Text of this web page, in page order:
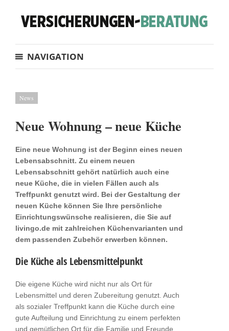
NAVIGATION
News
Neue Wohnung – neue Küche
Eine neue Wohnung ist der Beginn eines neuen
Lebensabschnitt. Zu einem neuen
Lebensabschnitt gehört natürlich auch eine
neue Küche, die in vielen Fällen auch als
Treffpunkt genutzt wird. Bei der Gestaltung der
neuen Küche können Sie Ihre persönliche
Einrichtungswünsche realisieren, die Sie auf
livingo.de mit zahlreichen Küchenvarianten und
dem passenden Zubehör erwerben können.
Die Küche als Lebensmittelpunkt
Die eigene Küche wird nicht nur als Ort für
Lebensmittel und deren Zubereitung genutzt. Auch
als sozialer Treffpunkt kann die Küche durch eine
gute Aufteilung und Einrichtung zu einem perfekten
und gemütlichen Ort für die Familie und Freunde